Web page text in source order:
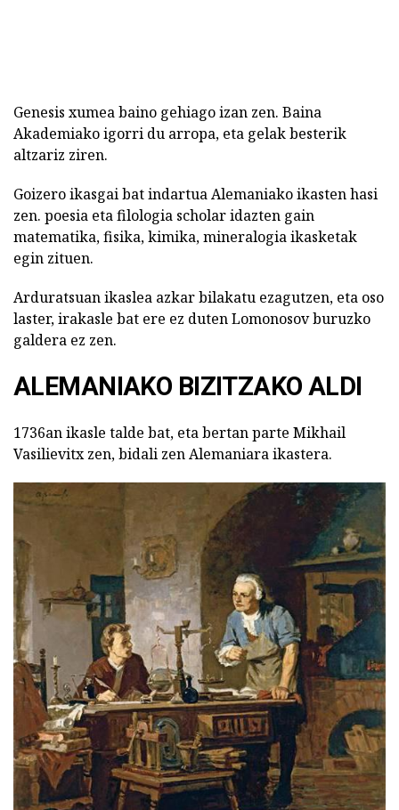
Genesis xumea baino gehiago izan zen. Baina
Akademiako igorri du arropa, eta gelak besterik
altzariz ziren.
Goizero ikasgai bat indartua Alemaniako ikasten hasi
zen. poesia eta filologia scholar idazten gain
matematika, fisika, kimika, mineralogia ikasketak
egin zituen.
Arduratsuan ikaslea azkar bilakatu ezagutzen, eta oso
laster, irakasle bat ere ez duten Lomonosov buruzko
galdera ez zen.
ALEMANIAKO BIZITZAKO ALDI
1736an ikasle talde bat, eta bertan parte Mikhail
Vasilievitx zen, bidali zen Alemaniara ikastera.